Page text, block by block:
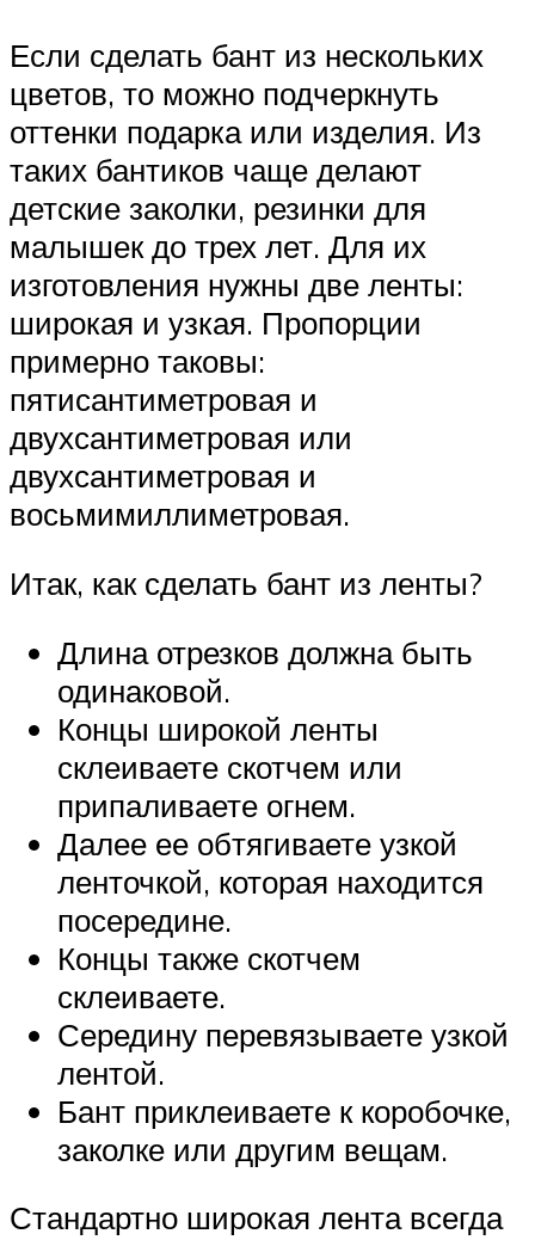
Если сделать бант из нескольких
цветов, то можно подчеркнуть
оттенки подарка или изделия. Из
таких бантиков чаще делают
детские заколки, резинки для
малышек до трех лет. Для их
изготовления нужны две ленты:
широкая и узкая. Пропорции
примерно таковы:
пятисантиметровая и
двухсантиметровая или
двухсантиметровая и
восьмимиллиметровая.
Итак, как сделать бант из ленты?
Длина отрезков должна быть
одинаковой.
Концы широкой ленты
склеиваете скотчем или
припаливаете огнем.
Далее ее обтягиваете узкой
ленточкой, которая находится
посередине.
Концы также скотчем
склеиваете.
Середину перевязываете узкой
лентой.
Бант приклеиваете к коробочке,
заколке или другим вещам.
Стандартно широкая лента всегда